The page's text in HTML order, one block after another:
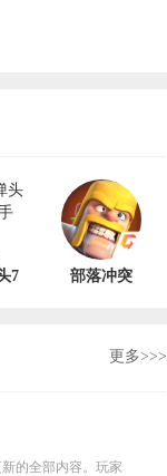
7
部落冲突
更多>>>
的全部内容。玩家